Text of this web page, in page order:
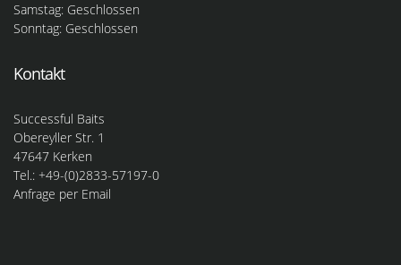
Samstag: Geschlossen
Sonntag: Geschlossen
Kontakt
Successful Baits
Obereyller Str. 1
47647 Kerken
Tel.: +49-(0)2833-57197-0
Anfrage per Email